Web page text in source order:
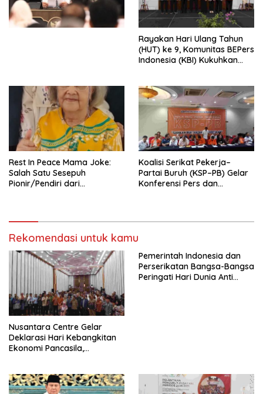
Perekonomian Nasional dan
Kesejahteraan Sosial dalam
Rayakan Hari Ulang Tahun
(HUT) ke 9, Komunitas BEPers
Indonesia (KBI) Kukuhkan
Tema: “Penguatan dan
Pengembangan Organisasi
KBI yang Berbasis Riset di
seluruh Indonesia dan
Mancanegara”.
Rest In Peace Mama Joke:
Salah Satu Sesepuh
Pionir/Pendiri dari
Kasih Allah.
Koalisi Serikat Pekerja–
Partai Buruh (KSP–PB) Gelar
Konferensi Pers dan
RUU Ketenagakerjaan Baru.
Rekomendasi untuk kamu
Nusantara Centre Gelar
Deklarasi Hari Kebangkitan
Ekonomi Pancasila,
Penjajahan (Pergolakan
Ekonomi Politik Indonesia) &
Pemerintah Indonesia dan
Perserikatan Bangsa-Bangsa
Peringati Hari Dunia Anti